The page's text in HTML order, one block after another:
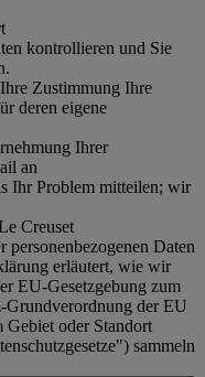
kontrollieren und Sie
Zustimmung Ihre
deren eigene
Ihrer
an
Ihr Problem mitteilen; wir
Creuset
personenbezogenen Daten
erläutert, wie wir
EU-Gesetzgebung zum
Grundverordnung der EU
oder Standort
") sammeln